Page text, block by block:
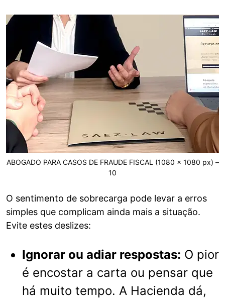
ABOGADO PARA CASOS DE FRAUDE FISCAL (1080 x 1080 px) –
10
O sentimento de sobrecarga pode levar a erros
simples que complicam ainda mais a situação.
Evite estes deslizes:
Ignorar ou adiar respostas: O pior
é encostar a carta ou pensar que
há muito tempo. A Hacienda dá,